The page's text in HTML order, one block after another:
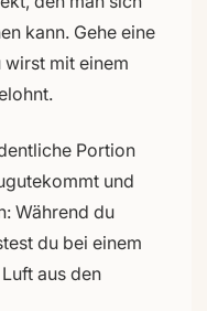
kann. Gehe eine
wirst mit einem
Portion
und
Während du
du bei einem
aus den